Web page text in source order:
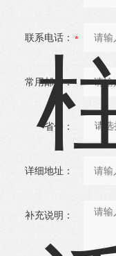
联系电话：
常用邮箱：
省份：
详细地址：
补充说明：